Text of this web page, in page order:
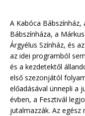
A Kabóca Bábszínház,
Bábszínháza, a
Árgyélus Színház, és
az idei programból
és a kezdetektől
első szezonjától
előadásával ünnepli a
évben, a Fesztivál
jutalmazzák. Az egész